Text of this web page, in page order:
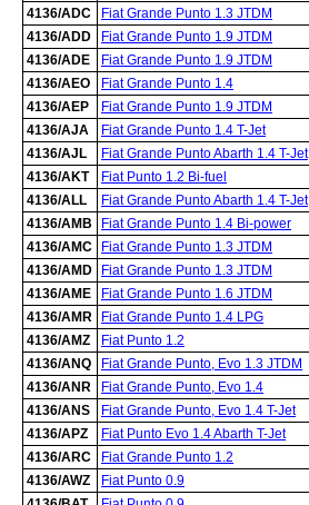
4136/ADC
Fiat Grande Punto 1.3 JTDM
4136/ADD
Fiat Grande Punto 1.9 JTDM
4136/ADE
Fiat Grande Punto 1.9 JTDM
4136/AEO
Fiat Grande Punto 1.4
4136/AEP
Fiat Grande Punto 1.9 JTDM
4136/AJA
Fiat Grande Punto 1.4 T-Jet
4136/AJL
Fiat Grande Punto Abarth 1.4 T-Jet
4136/AKT
Fiat Punto 1.2 Bi-fuel
4136/ALL
Fiat Grande Punto Abarth 1.4 T-Jet
4136/AMB
Fiat Grande Punto 1.4 Bi-power
4136/AMC
Fiat Grande Punto 1.3 JTDM
4136/AMD
Fiat Grande Punto 1.3 JTDM
4136/AME
Fiat Grande Punto 1.6 JTDM
4136/AMR
Fiat Grande Punto 1.4 LPG
4136/AMZ
Fiat Punto 1.2
4136/ANQ
Fiat Grande Punto, Evo 1.3 JTDM
4136/ANR
Fiat Grande Punto, Evo 1.4
4136/ANS
Fiat Grande Punto, Evo 1.4 T-Jet
4136/APZ
Fiat Punto Evo 1.4 Abarth T-Jet
4136/ARC
Fiat Grande Punto 1.2
4136/AWZ
Fiat Punto 0.9